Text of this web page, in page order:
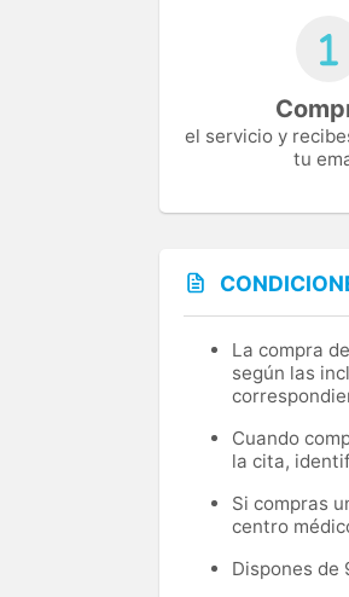
el servicio y
tu
La compra
según las
Cuando
la cita,
Si compras
centro
Dispones de